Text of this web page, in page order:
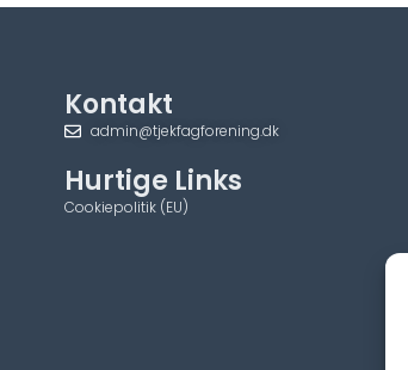
Kontakt
admin@tjekfagforening.dk
Hurtige Links
Cookiepolitik (EU)